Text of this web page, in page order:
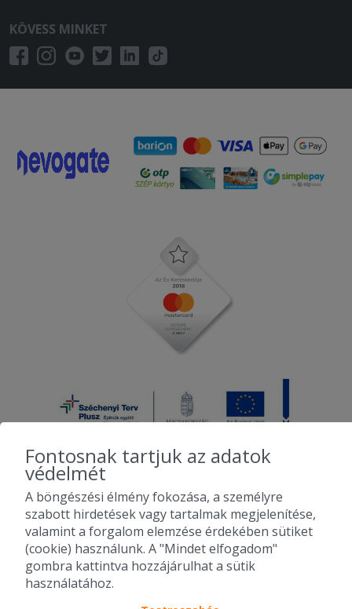
KÖVESS MINKET
2010-2026 Copyright - Falatozz.hu - Diston-line Kft.
Pizza, gyros, hamburger, menük kedvező áron, egy helyen az összes
étterem ajánlata.
Fontosnak tartjuk az adatok
védelmét
A böngészési élmény fokozása, a személyre
szabott hirdetések vagy tartalmak megjelenítése,
valamint a forgalom elemzése érdekében sütiket
(cookie) használunk. A "Mindet elfogadom"
gombra kattintva hozzájárulhat a sütik
használatához.